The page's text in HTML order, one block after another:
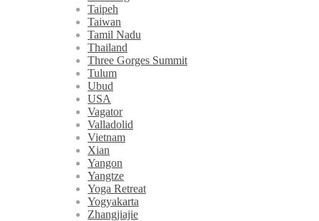
Taipeh
Taiwan
Tamil Nadu
Thailand
Three Gorges Summit
Tulum
Ubud
USA
Vagator
Valladolid
Vietnam
Xian
Yangon
Yangtze
Yoga Retreat
Yogyakarta
Zhangjiajie